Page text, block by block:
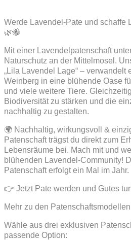
Werde Lavendel-Pate und schaffe
🌿🐝
Mit einer Lavendelpatenschaft
Naturschutz an der Mittelmosel.
„Lila Lavendel Lage“ – verwandelt
Weinberg in eine blühende Oase
und viele weitere Tiere.
Biodiversität zu stärken und die
nachhaltig zu gestalten.
🌍 Nachhaltig, wirkungsvoll &
Patenschaft trägst du direkt zum
Lebensräume bei. Mach mit und
blühenden Lavendel-Community!
Patenschaft erfolgt ein Mal im Jahr.
👉 Jetzt Pate werden und Gutes
Mehr zu den
Wähle aus drei exklusiven
passende Option: